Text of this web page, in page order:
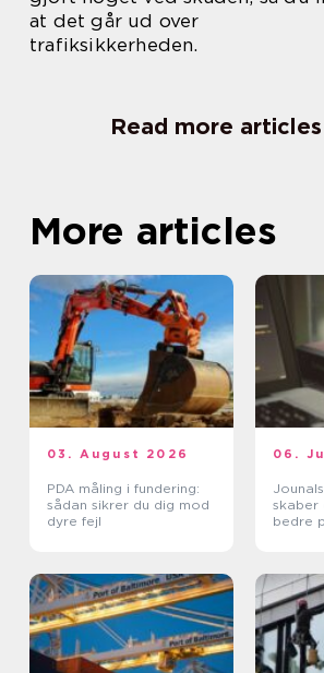
at det går ud over
trafiksikkerheden.
Read more
More articles
03. August 2026
PDA måling i fundering:
sådan sikrer du dig mod
dyre fejl
06.
skaber
bedre